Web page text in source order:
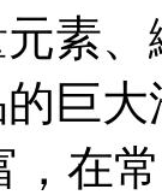
量元素
巨大
 ，